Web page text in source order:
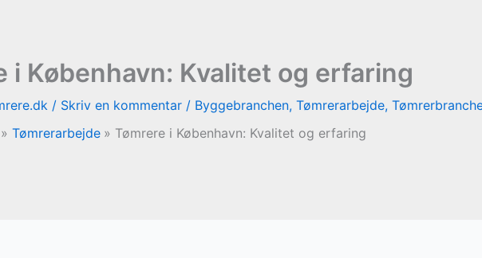
i København: Kvalitet og erfaring
/ Skriv en kommentar / Byggebranchen, Tømrerarbejde,
Tømrerarbejde Tømrere i København: Kvalitet og erfaring